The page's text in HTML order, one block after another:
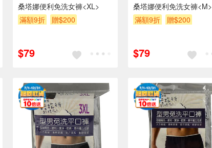
桑塔娜便利免洗女褲<XL>
滿額9折
贈$200
$79
桑塔娜便利免洗女褲<M>
滿額9折
贈$200
$79